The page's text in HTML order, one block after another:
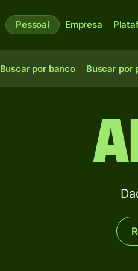
Pessoal Empresa
Buscar por banco Buscar por